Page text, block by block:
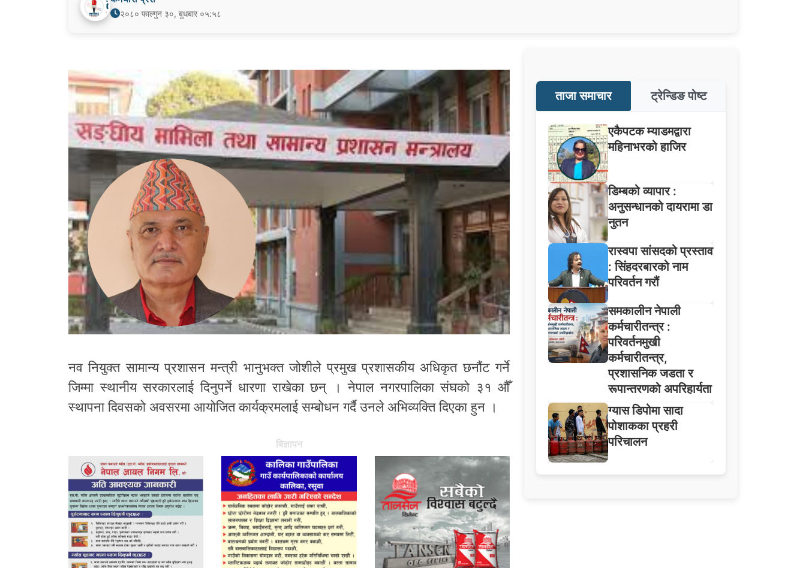
२०८० फाल्गुन ३०, बुधबार ०५:५८
नव नियुक्त सामान्य प्रशासन मन्त्री भानुभक्त जोशीले प्रमुख प्रशासकीय अधिकृत छनौंट गर्ने
जिम्मा स्थानीय सरकारलाई दिनुपर्ने धारणा राखेका छन् । नेपाल नगरपालिका संघको ३१ औँ
स्थापना दिवसको अवसरमा आयोजित कार्यक्रमलाई सम्बोधन गर्दै उनले अभिव्यक्ति दिएका हुन ।
बिज्ञापन
ताजा समाचार ट्रेन्डिङ पोष्ट
एकैपटक म्याडमद्वारा
महिनाभरको हाजिर
डिम्बको व्यापार :
अनुसन्धानको दायरामा डा
नुतन
रास्वपा सांसदको प्रस्ताव
: सिंहदरबारको नाम
परिवर्तन गरौं
समकालीन नेपाली
कर्मचारीतन्त्र :
परिवर्तनमुखी
कर्मचारीतन्त्र,
प्रशासनिक जडता र
रूपान्तरणको अपरिहार्यता
ग्यास डिपोमा सादा
पोशाकका प्रहरी
परिचालन